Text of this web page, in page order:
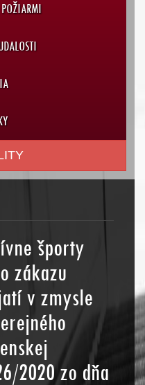
POŽIARMI
športy
zákazu
v zmysle
2020 zo dňa